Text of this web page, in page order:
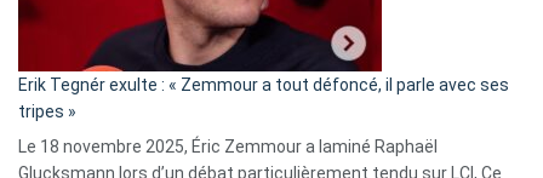
«
C’est
fake
news
Erik Tegnér exulte : « Zemmour a tout défoncé, il parle avec ses
tripes »
Le 18 novembre 2025, Éric Zemmour a laminé Raphaël
Glucksmann lors d’un débat particulièrement tendu sur LCI, Ce